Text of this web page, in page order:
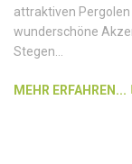
attraktiven
wunderschöne
Stegen...
MEHR ERFAHREN...